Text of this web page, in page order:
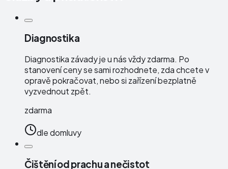
Diagnostika
Diagnostika závady je u nás vždy zdarma. Po
stanovení ceny se sami rozhodnete, zda chcete v
opravě pokračovat, nebo si zařízení bezplatně
vyzvednout zpět.
zdarma
dle domluvy
Čištění od prachu a nečistot